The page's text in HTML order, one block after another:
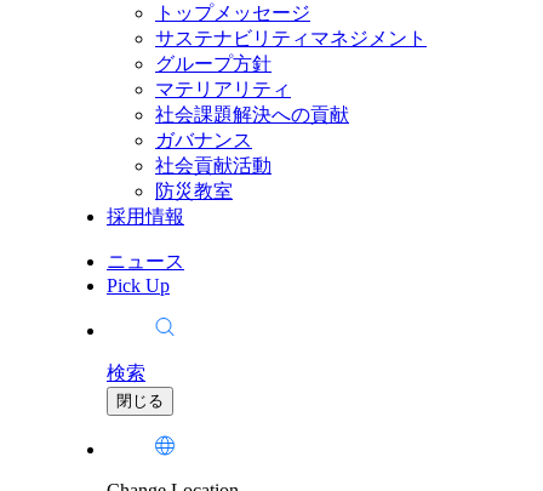
トップメッセージ
サステナビリティマネジメント
グループ方針
マテリアリティ
社会課題解決への貢献
ガバナンス
社会貢献活動
防災教室
採用情報
ニュース
Pick Up
検索
閉じる